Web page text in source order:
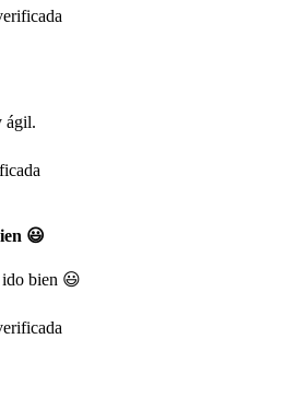
ágil.
😃
ido bien 😃